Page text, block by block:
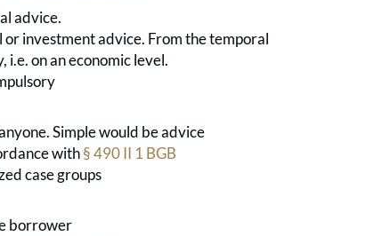
advice.
investment advice. From the temporal
i.e. on an economic level.
Simple would be advice
with§ 490 II 1 BGB
case groups
borrower